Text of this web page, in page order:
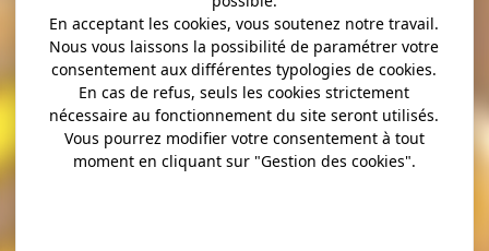
En acceptant les cookies, vous soutenez notre travail.
Nous vous laissons la possibilité de paramétrer votre
consentement aux différentes typologies de cookies.
En cas de refus, seuls les cookies strictement
nécessaire au fonctionnement du site seront utilisés.
Vous pourrez modifier votre consentement à tout
moment en cliquant sur "Gestion des cookies".